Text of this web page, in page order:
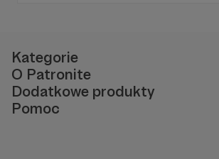
Kategorie
O Patronite
Dodatkowe produkty
Pomoc